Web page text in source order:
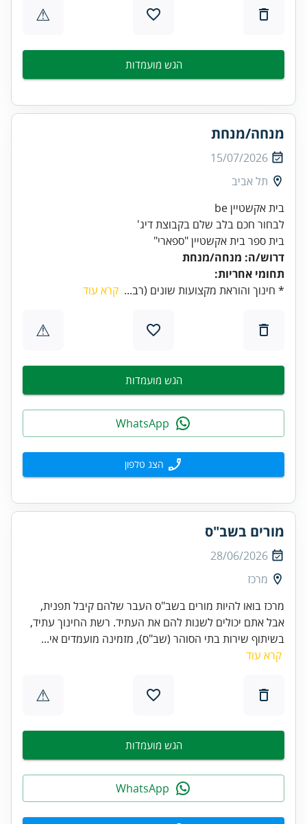
⚠
הגש מועמדות
מנחה/מנחת
15/07/2026
תל אביב
לבחור חכם בלב שלם בקבוצת דיג'
בית ספר בית אקשטיין "ספארי"
דרוש/ה: מנחה/מנחת
תחומי אחריות:
* חינוך והוראת מקצועות שונים (רב... קרא עוד
⚠
הגש מועמדות
הצג טלפון
מורים בשב"ס
28/06/2026
מרכז
מרכז בואו להיות מורים בשב"ס העבר שלהם קיבל תפנית,
אבל אתם יכולים לשנות להם את העתיד. רשת החינוך עתיד,
בשיתוף שירות בתי הסוהר (שב"ס), מזמינה מועמדים אי...
קרא עוד
⚠
הגש מועמדות